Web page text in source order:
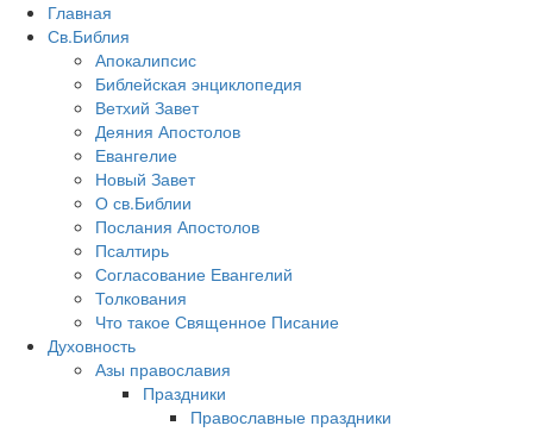
Главная
Св.Библия
Апокалипсис
Библейская энциклопедия
Ветхий Завет
Деяния Апостолов
Евангелие
Новый Завет
О св.Библии
Послания Апостолов
Псалтирь
Согласование Евангелий
Толкования
Что такое Священное Писание
Духовность
Азы православия
Праздники
Православные праздники